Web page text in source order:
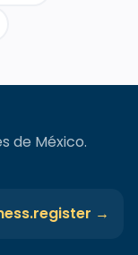
de México.
→